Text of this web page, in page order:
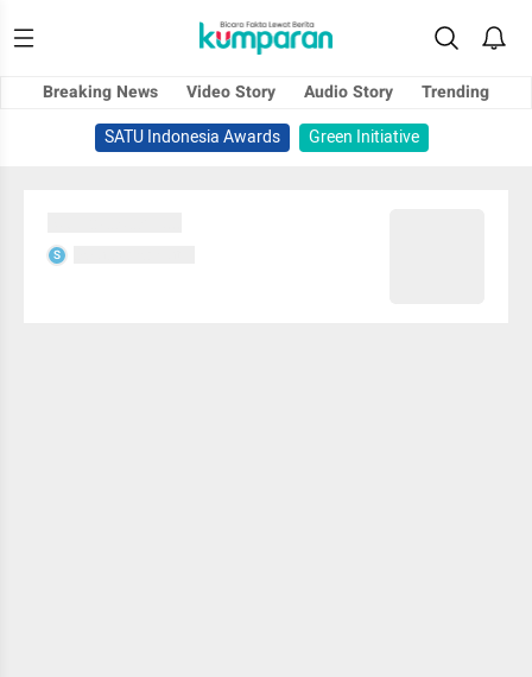
Breaking News Video Story Audio Story
Trending
SATU Indonesia Awards
Green Initiative
S